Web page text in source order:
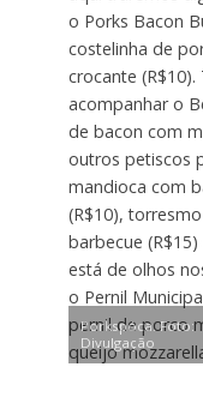
o Porks Bacon
costelinha de
crocante
acompanhar o
de bacon com
outros petiscos
mandioca com
(R$10),
barbecue
está de olhos
o Pernil
pernil de porco
queijo
Porkspóca. Foto:
Divulgação